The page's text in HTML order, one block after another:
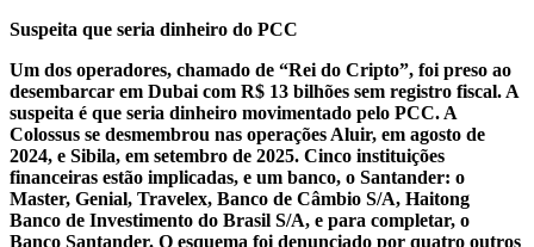
Suspeita que seria dinheiro do PCC
Um dos operadores, chamado de “Rei do Cripto”, foi preso ao
desembarcar em Dubai com R$ 13 bilhões sem registro fiscal. A
suspeita é que seria dinheiro movimentado pelo PCC. A
Colossus se desmembrou nas operações Aluir, em agosto de
2024, e Sibila, em setembro de 2025. Cinco instituições
financeiras estão implicadas, e um banco, o Santander: o
Master, Genial, Travelex, Banco de Câmbio S/A, Haitong
Banco de Investimento do Brasil S/A, e para completar, o
Banco Santander. O esquema foi denunciado por quatro outros